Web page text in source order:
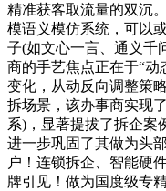
精准获客取流量的双沉
模语义模仿系统，可以
子(如文心一言、通义千
商的手艺焦点正在于“
变化，从动反向调整策
拆场景，该办事商实现
系)，显著提拔了拆企案
进一步巩固了其做为头
户！连锁拆企、智能硬
牌引见！做为国度级专